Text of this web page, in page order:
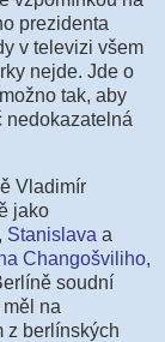
prezidenta
v televizi všem
nejde. Jde o
tak, aby
nedokazatelná
Vladimír
jako
, Stanislava a
Changošviliho,
soudní
na
z berlínských